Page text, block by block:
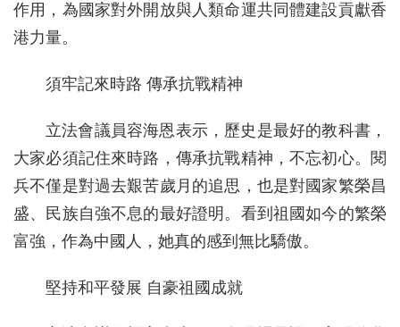
作用，為國家對外開放與人類命運共同體建設貢獻香
港力量。
須牢記來時路 傳承抗戰精神
立法會議員容海恩表示，歷史是最好的教科書，
大家必須記住來時路，傳承抗戰精神，不忘初心。閱
兵不僅是對過去艱苦歲月的追思，也是對國家繁榮昌
盛、民族自強不息的最好證明。看到祖國如今的繁榮
富強，作為中國人，她真的感到無比驕傲。
堅持和平發展 自豪祖國成就